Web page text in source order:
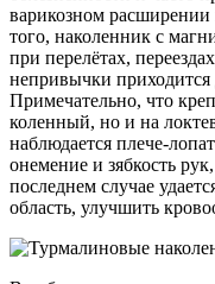
варикозном
того, наколенник с
при перелётах,
непривычки приходится
Примечательно, что
коленный, но и на
наблюдается плече-
онемение и зябкость
последнем случае
область, улучшить